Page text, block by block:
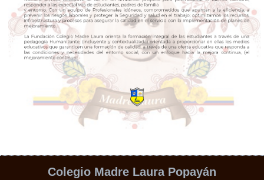
Colegio Madre Laura Popayán